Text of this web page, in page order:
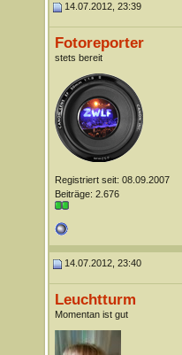
14.07.2012, 23:39
Fotoreporter
stets bereit
Registriert seit: 08.09.2007
Beiträge: 2.676
14.07.2012, 23:40
Leuchtturm
Momentan ist gut